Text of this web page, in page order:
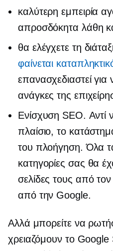
καλύτερη εμπειρία
απροσδόκητα λάθη
θα ελέγχετε τη
φαίνεται
επανασχεδιαστεί για
ανάγκες της
Ενίσχυση SEO. Αντί
πλαίσιο, το
του πλοήγηση. Όλα
κατηγορίες σας θα
σελίδες τους από τον
από την Google.
Αλλά μπορείτε να
χρειαζόμουν το